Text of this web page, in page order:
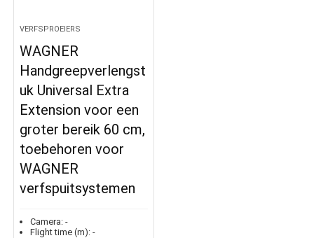
VERFSPROEIERS
WAGNER
Handgreepverlengst
uk Universal Extra
Extension voor een
groter bereik 60 cm,
toebehoren voor
WAGNER
verfspuitsystemen
Camera: -
Flight time (m): -